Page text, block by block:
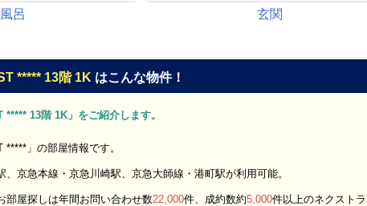
***** 13階 1K はこんな物件！
***** 13階 1K」をご紹介します。
*****」の部屋情報です。
、京急本線・京急川崎駅、京急大師線・港町駅が利用可能。
部屋探しは年間お問い合わせ数22,000件、成約数約5,000件以上のネクスト